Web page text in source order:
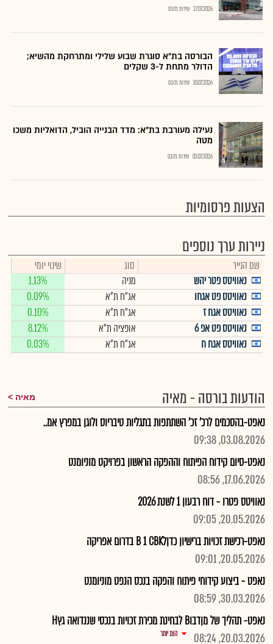
27.07.2026 שירות גלובס
הבורסה בת״א סוגרת שבוע שלילי ומתרחקת מהשיא;
הדולר מתחת ל-3 שקלים
10.07.2026 שירות גלובס
נעילה מעורבת בת"א: מדד הבנייה הוביל, הדואליות משכו
מטה
03.07.2026 שירות גלובס
הצעות פרסומיות
ניירות ערך נוספים
שם הנייר סוג
שינוי יומי
נאוויטס פטר יהש
מניה
1.13%
נאוויטס פט אגחו
אג"ח ת"א
0.09%
נאוויטס אגח ז
אג"ח ת"א
0.10%
נאוויטס פט אפ 6
אופציה ת"א
8.12%
נאוויטס אגח ח
אג"ח ת"א 0.03%
הודעות בורסה - מאיה מאיה
נאפט-בהסכמים לרכ' זכ' השתתפות בתגליות טיבריוס ולוגן במפרץ אמ..
03.08.2026, 09:38
נאפט-סיום קידוח הפיתוח וההפקה הראשון בפרויקט מוניומנט
17.06.2026, 08:56
נאוויטס פטרו - דוח רבעון 1 לשנת 2026
20.05.2026, 09:05
נאפט-רכישת זכויות ברישיון כדןלB 1 CBK בדרום אפריקה
20.05.2026, 09:01
נאפט - ביצוע קידוחי פיתוח והפקה בנכס הנפט מוניומנט
30.03.2026, 08:59
נאפט- תהליך של מןדבוB לבחינת מכירת זכויות בנכסי שננדואה גץH
20.03.2026, 08:24
הצג יותר